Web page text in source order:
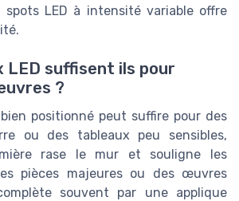
LED à intensité variable offre
LED suffisent ils pour
?
positionné peut suffire pour des
ou des tableaux peu sensibles,
rase le mur et souligne les
pièces majeures ou des œuvres
souvent par une applique